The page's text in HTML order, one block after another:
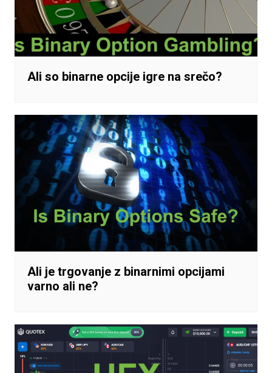
Ali so binarne opcije igre na srečo?
Ali je trgovanje z binarnimi opcijami
varno ali ne?